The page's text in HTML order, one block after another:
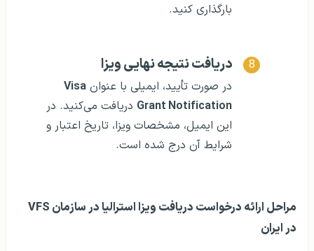
بارگذاری کنید.
دریافت نتیجه نهایی ویزا
در صورت تأیید، ایمیلی با عنوان Visa
Grant Notification دریافت می‌کنید. در
این ایمیل، مشخصات ویزا، تاریخ اعتبار و
شرایط آن درج شده است.
مراحل ارائه درخواست دریافت ویزا استرالیا در سازمان VFS
در ایران